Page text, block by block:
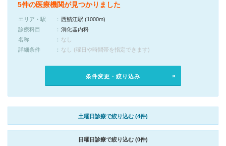
5件の医療機関が見つかりました
エリア・駅
西鯖江駅 (1000m)
診療科目
消化器内科
名称
なし
詳細条件
なし (曜日や時間帯を指定できます)
条件変更・絞り込み
土曜日診療で絞り込む (4件)
日曜日診療で絞り込む (0件)